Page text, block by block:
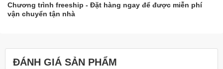
Chương trình freeship - Đặt hàng ngay để được miễn phí
vận chuyển tận nhà
ĐÁNH GIÁ SẢN PHẨM